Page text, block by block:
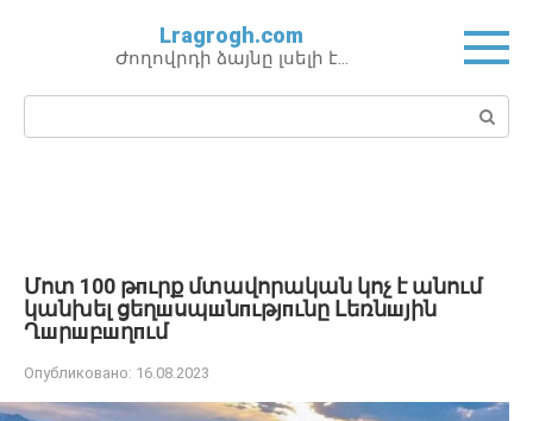
Lragrogh.com
Ժողովրդի ձայնը լսելի է…
Поиск:
Մոտ 100 թпւրք մտավորական կոչ է անում
կանխել ցեղшսպшնпւթյпւնը Լեռնшյին
Ղшրшբшղпւմ
Опубликовано: 16.08.2023